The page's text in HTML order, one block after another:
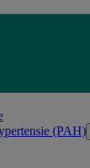
(PAH)